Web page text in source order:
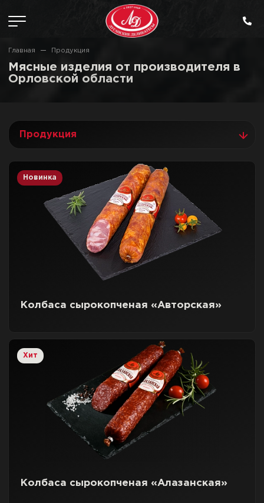
Главная Продукция
Мясные изделия от производителя в
Орловской области
Продукция
Новинка
Колбаса сырокопченая «Авторская»
Хит
Колбаса сырокопченая «Алазанская»